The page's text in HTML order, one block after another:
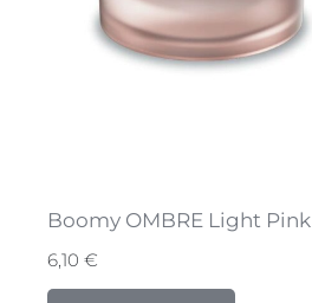
Boomy OMBRE Light Pink
6,10€